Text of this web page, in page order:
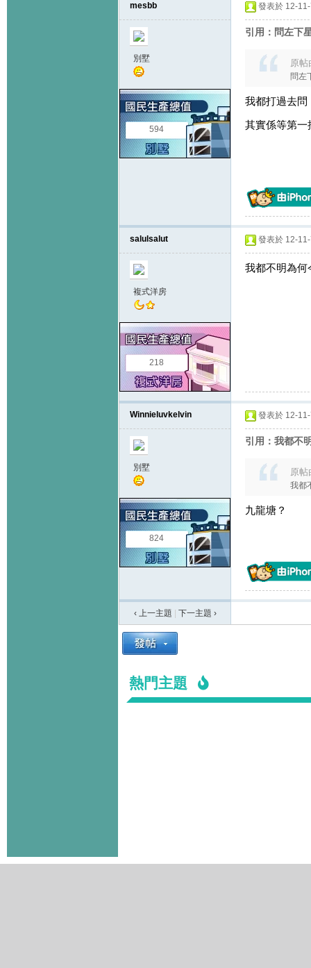
mesbb
別墅
594
發表於 12-
引用：問左下
原
問左
我都打過去問
其實係等第一
salulsalut
複式洋房
218
發表於 12-
我都不明為何
Winnieluvkelvin
別墅
824
發表於 12-
引用：我都不
原
我都
九龍塘？
‹ 上一主題 下一主題 ›
熱門主題